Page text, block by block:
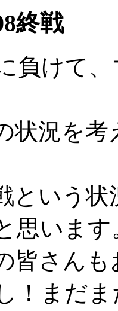
終戦
負けて
状況を
という
思います
皆さん
！まだ